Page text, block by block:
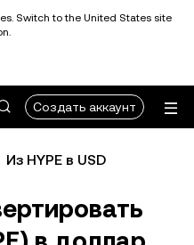
Switch to the United States site
Создать аккаунт
Из HYPE в USD